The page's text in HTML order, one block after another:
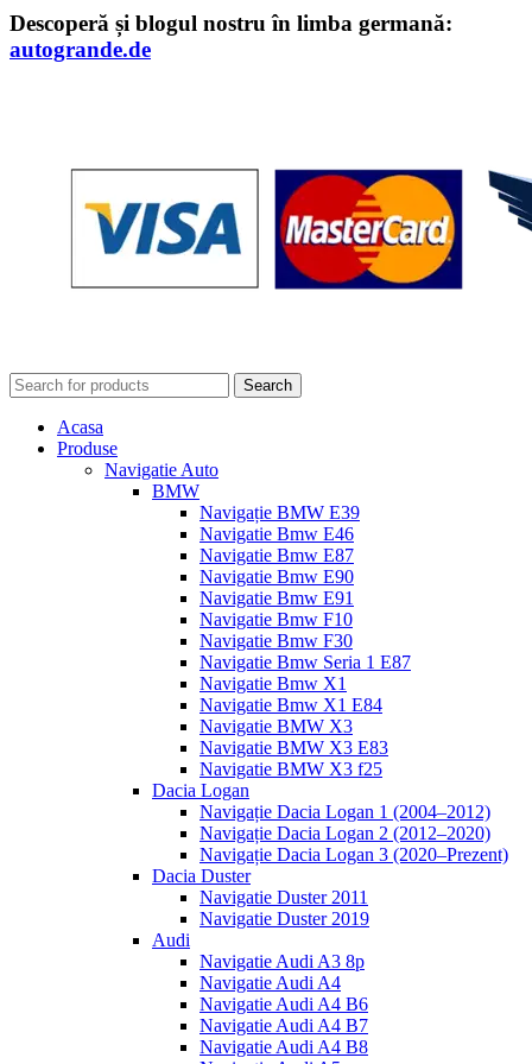
Descoperă și blogul nostru în limba germană:
autogrande.de
Search
Acasa
Produse
Navigatie Auto
BMW
Navigație BMW E39
Navigatie Bmw E46
Navigatie Bmw E87
Navigatie Bmw E90
Navigatie Bmw E91
Navigatie Bmw F10
Navigatie Bmw F30
Navigatie Bmw Seria 1 E87
Navigatie Bmw X1
Navigatie Bmw X1 E84
Navigatie BMW X3
Navigatie BMW X3 E83
Navigatie BMW X3 f25
Dacia Logan
Navigație Dacia Logan 1 (2004–2012)
Navigație Dacia Logan 2 (2012–2020)
Navigație Dacia Logan 3 (2020–Prezent)
Dacia Duster
Navigatie Duster 2011
Navigatie Duster 2019
Audi
Navigatie Audi A3 8p
Navigatie Audi A4
Navigatie Audi A4 B6
Navigatie Audi A4 B7
Navigatie Audi A4 B8